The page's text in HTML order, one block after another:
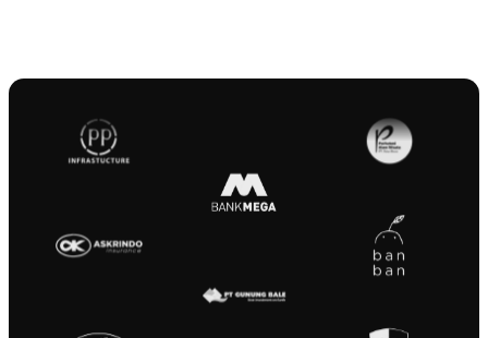
4 permintaan pembelian menunggu approval.
Tinjau agar pengadaan tidak terhambat.